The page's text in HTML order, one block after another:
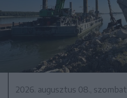
2026. augusztus 08., szombat